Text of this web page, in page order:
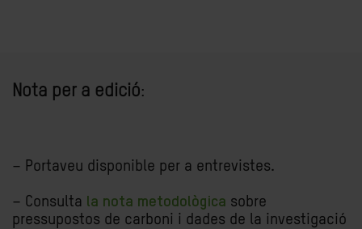
Nota per a edició:
– Portaveu disponible per a entrevistes.
– Consulta la nota metodològica sobre
pressupostos de carboni i dades de la investigació